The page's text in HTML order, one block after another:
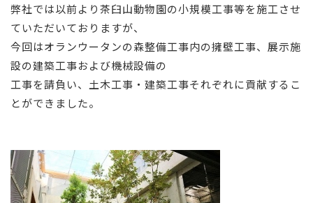
弊社では以前より茶臼山動物園の小規模工事等を施工させ
ていただいておりますが、
今回はオランウータンの森整備工事内の擁壁工事、展示施
設の建築工事および機械設備の
工事を請負い、土木工事・建築工事それぞれに貢献するこ
とができました。